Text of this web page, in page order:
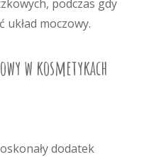
podczas gdy
moczowy.
w kosmetykach
dodatek